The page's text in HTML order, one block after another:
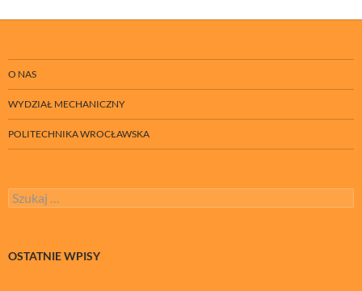
O NAS
WYDZIAŁ MECHANICZNY
POLITECHNIKA WROCŁAWSKA
Szukaj:
OSTATNIE WPISY